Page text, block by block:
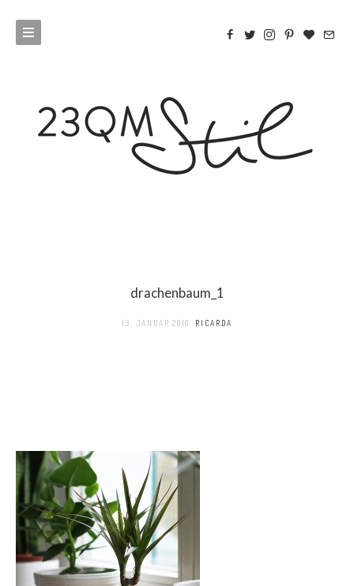
drachenbaum_1
13. JANUAR 2016 RICARDA